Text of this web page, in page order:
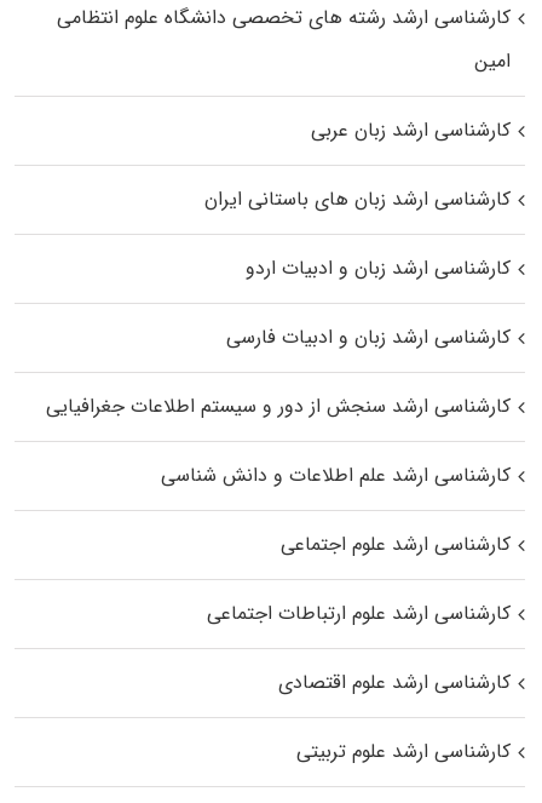
کارشناسی ارشد رﺷﺘﻪ ﻫﺎی تخصصی داﻧﺸﮕﺎه ﻋﻠﻮم انتظامی
اﻣﻴﻦ
کارشناسی ارشد زبان عربی
کارشناسی ارشد زبان‌ های باستانی ایران
کارشناسی ارشد زبان و ادبیات اردو
کارشناسی ارشد زبان و ادبیات فارسی
کارشناسی ارشد سنجش از دور و سیستم اطلاعات جغرافیایی
کارشناسی ارشد علم اطلاعات و دانش شناسی
کارشناسی ارشد علوم اجتماعی
کارشناسی ارشد علوم ارتباطات اجتماعی
کارشناسی ارشد علوم اقتصادی
کارشناسی ارشد علوم تربیتی